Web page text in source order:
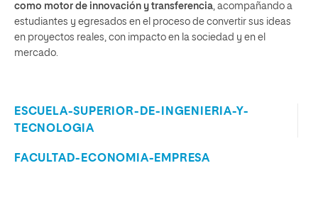
como motor de innovación y transferencia , acompañando a
estudiantes y egresados en el proceso de convertir sus ideas
en proyectos reales, con impacto en la sociedad y en el
mercado.
ESCUELA-SUPERIOR-DE-INGENIERIA-Y-
TECNOLOGIA
FACULTAD-ECONOMIA-EMPRESA